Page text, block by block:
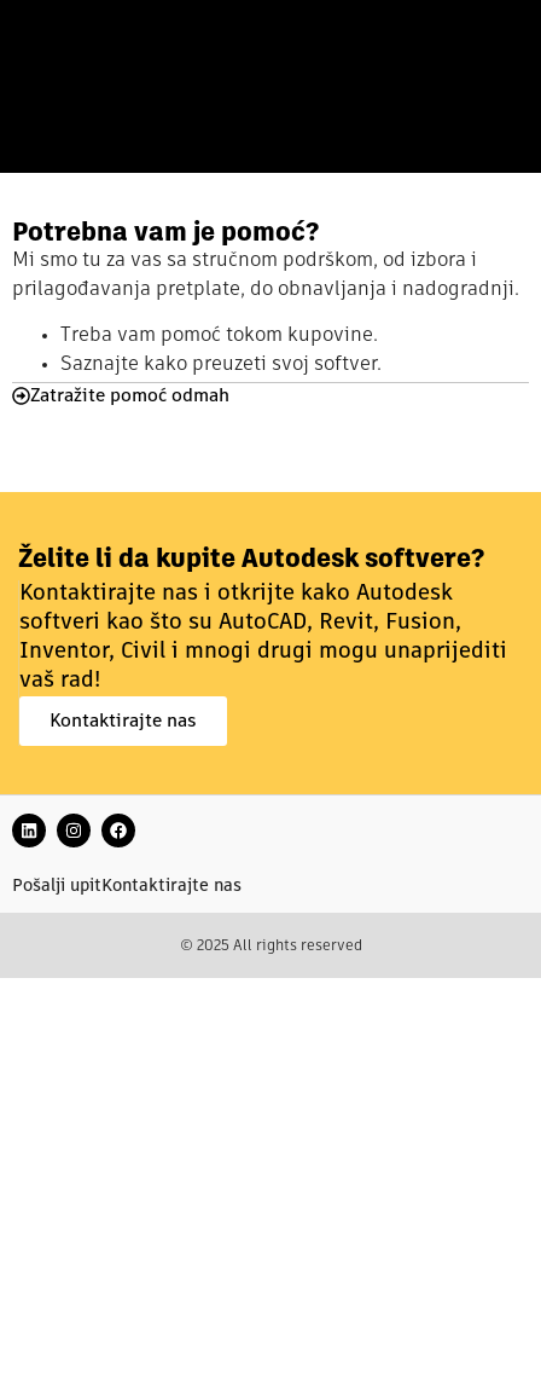
Potrebna vam je pomoć?
Mi smo tu za vas sa stručnom podrškom, od izbora i
prilagođavanja pretplate, do obnavljanja i nadogradnji.
Treba vam pomoć tokom kupovine.
Saznajte kako preuzeti svoj softver.
Zatražite pomoć odmah
Želite li da kupite Autodesk softvere?
Kontaktirajte nas i otkrijte kako Autodesk
softveri kao što su AutoCAD, Revit, Fusion,
Inventor, Civil i mnogi drugi mogu unaprijediti
vaš rad!
Kontaktirajte nas
Pošalji upit Kontaktirajte nas
© 2025 All rights reserved